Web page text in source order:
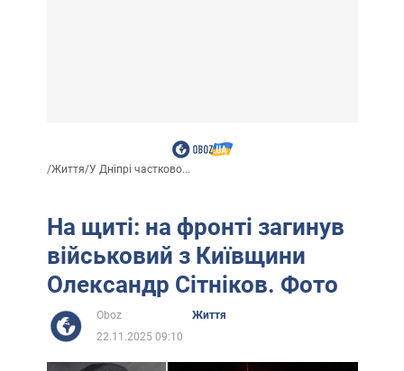
/Життя/У Дніпрі частково...
На щиті: на фронті загинув
військовий з Київщини
Олександр Сітніков. Фото
Oboz
Життя
22.11.2025 09:10